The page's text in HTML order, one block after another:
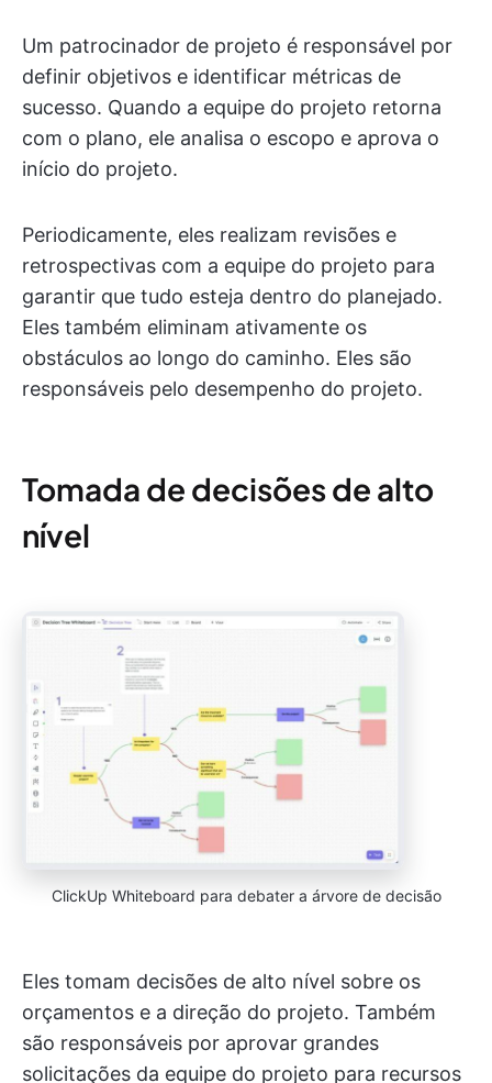
Um patrocinador de projeto é responsável por
definir objetivos e identificar métricas de
sucesso. Quando a equipe do projeto retorna
com o plano, ele analisa o escopo e aprova o
início do projeto.
Periodicamente, eles realizam revisões e
retrospectivas com a equipe do projeto para
garantir que tudo esteja dentro do planejado.
Eles também eliminam ativamente os
obstáculos ao longo do caminho. Eles são
responsáveis pelo desempenho do projeto.
Tomada de decisões de alto
nível
ClickUp Whiteboard para debater a árvore de decisão
Eles tomam decisões de alto nível sobre os
orçamentos e a direção do projeto. Também
são responsáveis por aprovar grandes
solicitações da equipe do projeto para recursos